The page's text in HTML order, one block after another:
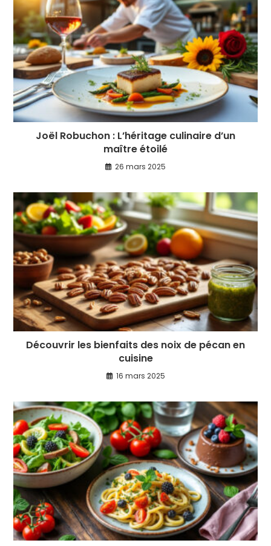
Joël Robuchon : L’héritage culinaire d’un
maître étoilé
26 mars 2025
Découvrir les bienfaits des noix de pécan en
cuisine
16 mars 2025